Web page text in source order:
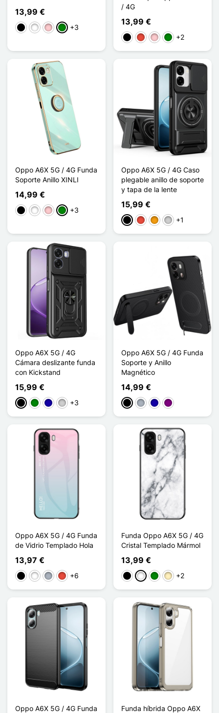
13,99 €
NegroBlancoRosaVerde
+3
/ 4G
13,99 €
NegroRojoRosaVerde
+2
Oppo A6X 5G / 4G Funda
Soporte Anillo XINLI
14,99 €
NegroBlancoRosaVerde
+3
Oppo A6X 5G / 4G Caso
plegable anillo de soporte
y tapa de la lente
15,99 €
NegroRojoNaranja
Plata+1
Oppo A6X 5G / 4G
Cámara deslizante funda
con Kickstand
15,99 €
NegroVerdeAzul oscuro
Plata+3
Oppo A6X 5G / 4G Funda
Soporte y Anillo
Magnético
14,99 €
NegroGris Azul oscuro
Púrpura
Oppo A6X 5G / 4G Funda
de Vidrio Templado Hola
13,97 €
NegroBlanco
Gris Rojo+6
Funda Oppo A6X 5G / 4G
Cristal Templado Mármol
13,99 €
NegroBlancoVerdeOro +2
Oppo A6X 5G / 4G Funda
Funda híbrida Oppo A6X